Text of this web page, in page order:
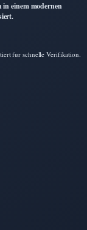
einem modernen
fur schnelle Verifikation.